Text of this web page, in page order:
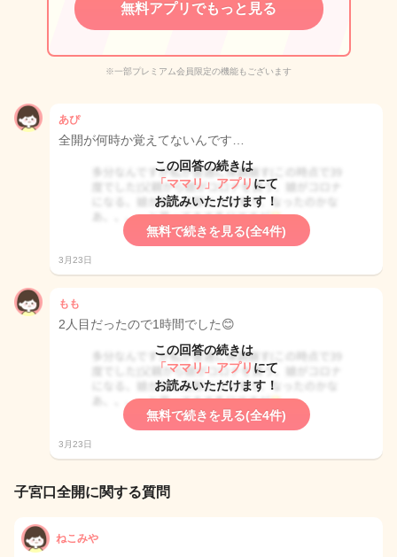
無料アプリでもっと見る
※一部プレミアム会員限定の機能もございます
あぴ
全開が何時か覚えてないんです…
この回答の続きは
「ママリ」アプリ にて
お読みいただけます！
無料で続きを見る(全4件)
3月23日
もも
2人目だったので1時間でした😊
この回答の続きは
「ママリ」アプリ にて
お読みいただけます！
無料で続きを見る(全4件)
3月23日
子宮口全開に関する質問
ねこみや